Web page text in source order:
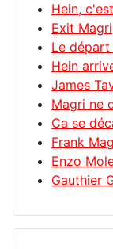
Hein,
Exit Magri
Le
Hein
James
Magri ne
Ca se
Frank
Enzo
Gauthier